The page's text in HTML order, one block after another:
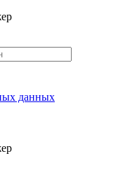
данных